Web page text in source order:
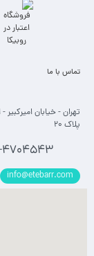
تماس با ما
تهران - خیابان
پلاک 20
info@etebarr.com